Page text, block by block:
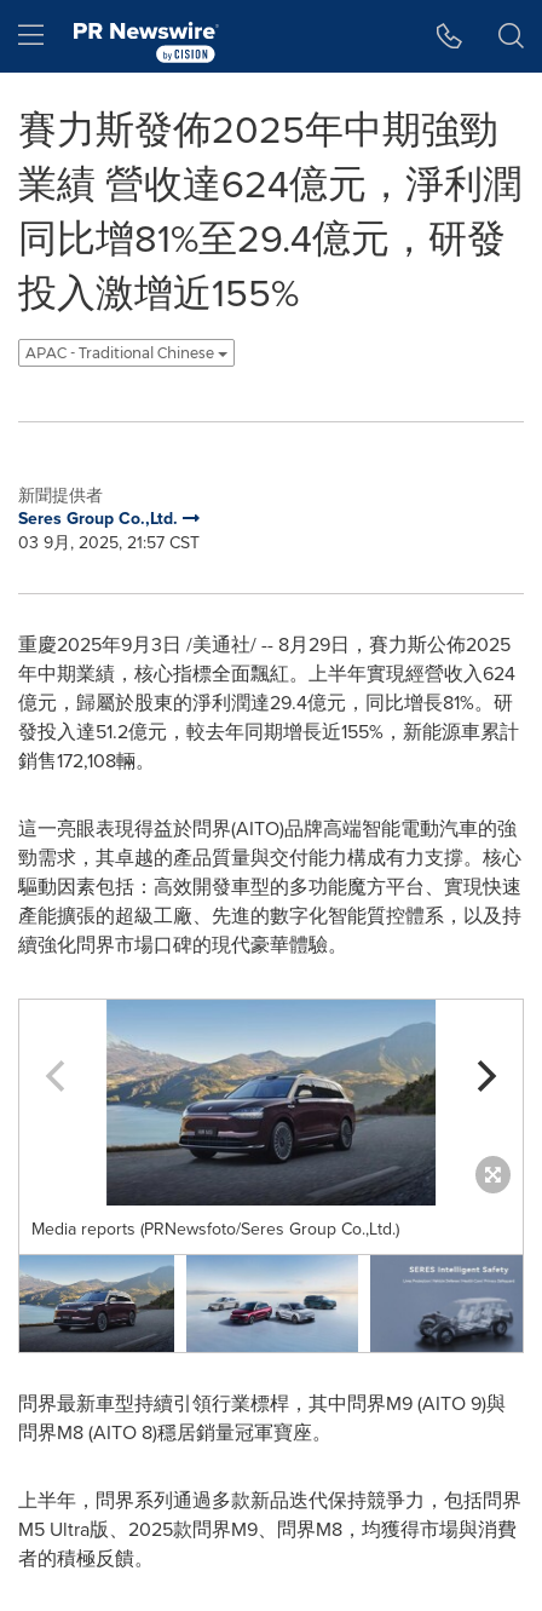
Hamburger menu
賽力斯發佈2025年中期強勁
業績 營收達624億元，淨利潤
同比增81%至29.4億元，研發
投入激增近155%
APAC - Traditional Chinese
新聞提供者
Seres Group Co.,Ltd.
03 9月, 2025, 21:57 CST
重慶2025年9月3日 /美通社/ -- 8月29日，賽力斯公佈2025
年中期業績，核心指標全面飄紅。上半年實現經營收入624
億元，歸屬於股東的淨利潤達29.4億元，同比增長81%。研
發投入達51.2億元，較去年同期增長近155%，新能源車累計
銷售172,108輛。
這一亮眼表現得益於問界(AITO)品牌高端智能電動汽車的強
勁需求，其卓越的產品質量與交付能力構成有力支撐。核心
驅動因素包括：高效開發車型的多功能魔方平台、實現快速
產能擴張的超級工廠、先進的數字化智能質控體系，以及持
續強化問界市場口碑的現代豪華體驗。
Media reports (PRNewsfoto/Seres Group Co.,Ltd.)
問界最新車型持續引領行業標桿，其中問界M9 (AITO 9)與
問界M8 (AITO 8)穩居銷量冠軍寶座。
上半年，問界系列通過多款新品迭代保持競爭力，包括問界
M5 Ultra版、2025款問界M9、問界M8，均獲得市場與消費
者的積極反饋。